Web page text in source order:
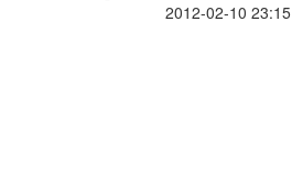
2012-02-10 23:15